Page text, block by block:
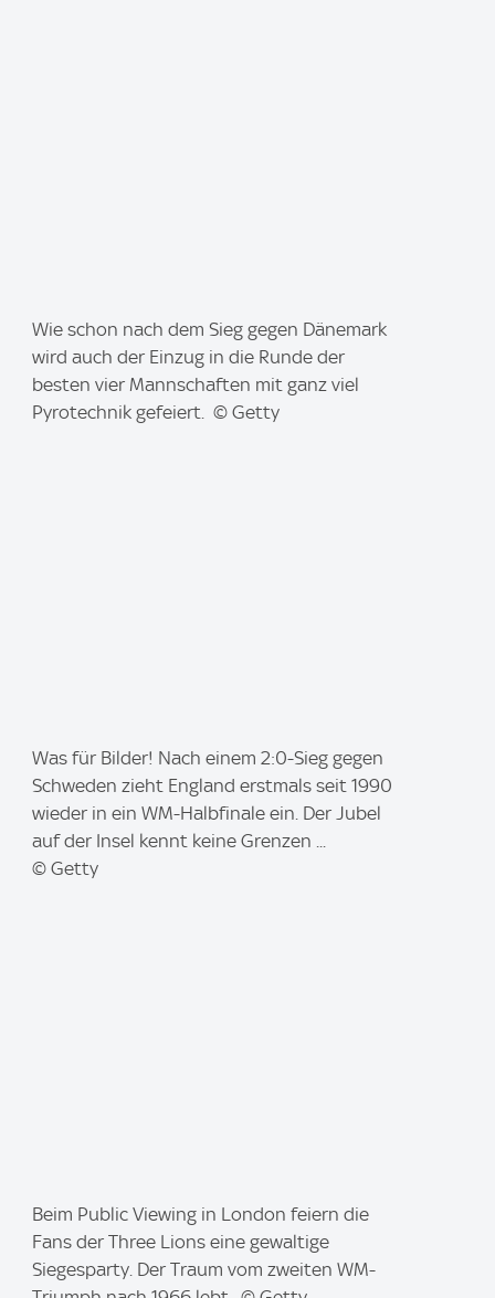
m
Wie schon nach dem Sieg gegen Dänemark
wird auch der Einzug in die Runde der
besten vier Mannschaften mit ganz viel
Pyrotechnik gefeiert. © Getty
m
Was für Bilder! Nach einem 2:0-Sieg gegen
Schweden zieht England erstmals seit 1990
wieder in ein WM-Halbfinale ein. Der Jubel
auf der Insel kennt keine Grenzen ...
© Getty
m
Beim Public Viewing in London feiern die
Fans der Three Lions eine gewaltige
Siegesparty. Der Traum vom zweiten WM-